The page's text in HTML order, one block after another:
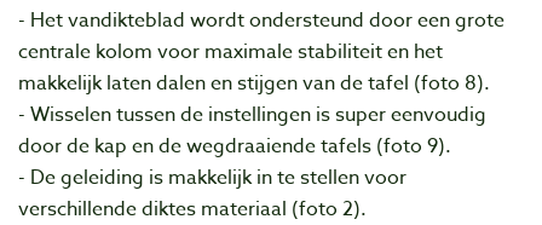
- Het vandikteblad wordt ondersteund door een grote
centrale kolom voor maximale stabiliteit en het
makkelijk laten dalen en stijgen van de tafel (foto 8).
- Wisselen tussen de instellingen is super eenvoudig
door de kap en de wegdraaiende tafels (foto 9).
- De geleiding is makkelijk in te stellen voor
verschillende diktes materiaal (foto 2).